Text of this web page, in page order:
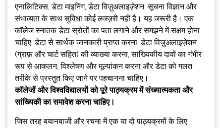
एनालिटिक्स, डेटा माइनिंग, डेटा विज़ुअलाइज़ेशन, सूचना विज्ञान और
संभाव्यता के साथ सुविधा कोई लक्ज़री नहीं है। यह जरूरी है। एक
कॉलेज स्नातक डेटा स्रोतों का पता लगाने और समझने में सक्षम होना
चाहिए, डेटा से सार्थक जानकारी प्राप्त करना, डेटा विज़ुअलाइज़ेशन
(ग्राफ़ और चार्ट सहित) की व्याख्या करना, सांख्यिकीय दावों का गंभीर
रूप से आकलन, विश्लेषण और मूल्यांकन करना और डेटा को गलत
तरीके से प्रस्तुत किए जाने पर पहचानना चाहिए।
कॉलेजों और विश्वविद्यालयों को पूरे पाठ्यक्रम में संख्यात्मकता और
सांख्यिकी का समावेश करना चाहिए।
जिस तरह बयानबाजी और रचना में एक या दो पाठ्यक्रमों के लिए